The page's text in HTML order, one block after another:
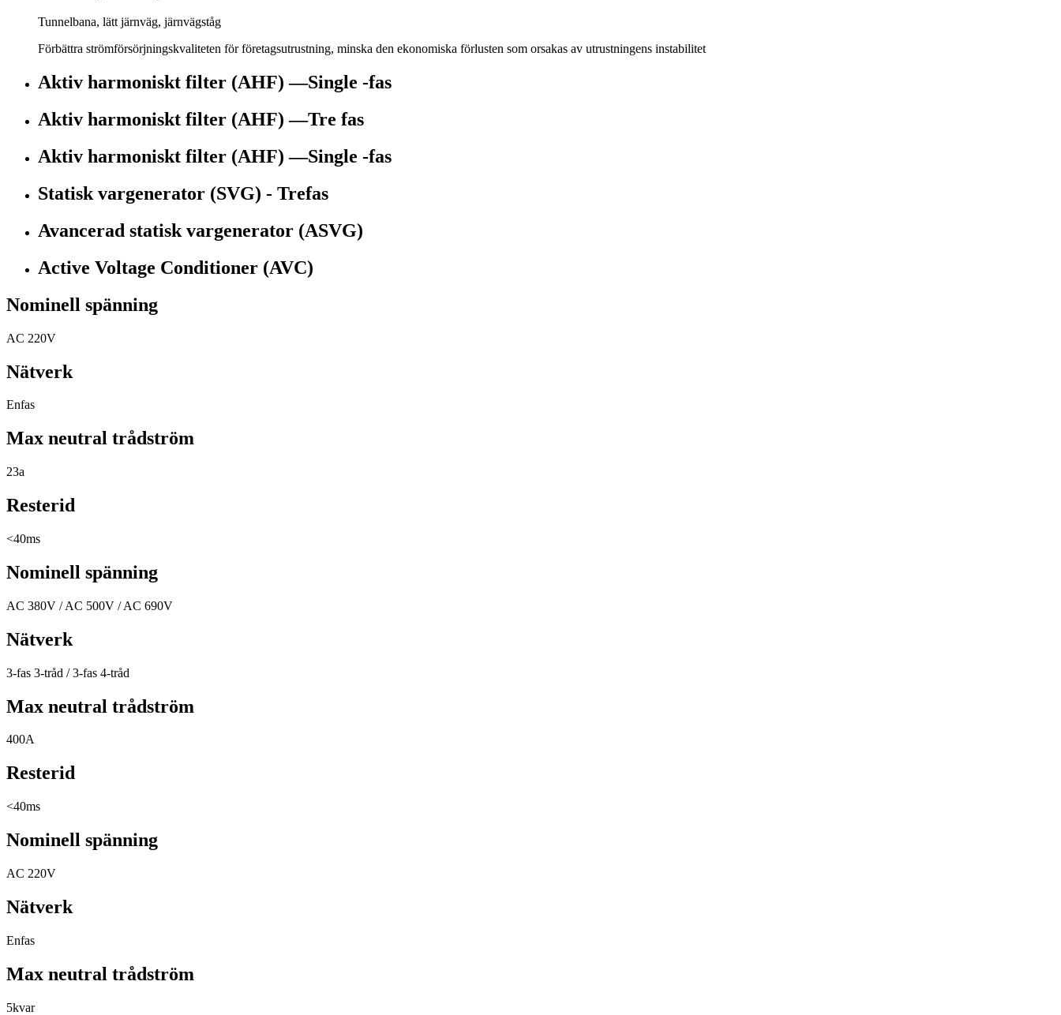
Tunnelbana, lätt järnväg, järnvägståg
Förbättra strömförsörjningskvaliteten för företagsutrustning, minska den ekonomiska förlusten som orsakas av utrustningens instabilitet
Aktiv harmoniskt filter (AHF) —Single -fas
Aktiv harmoniskt filter (AHF) —Tre fas
Aktiv harmoniskt filter (AHF) —Single -fas
Statisk vargenerator (SVG) - Trefas
Avancerad statisk vargenerator (ASVG)
Active Voltage Conditioner (AVC)
Nominell spänning
AC 220V
Nätverk
Enfas
Max neutral trådström
23a
Resterid
<40ms
Nominell spänning
AC 380V / AC 500V / AC 690V
Nätverk
3-fas 3-tråd / 3-fas 4-tråd
Max neutral trådström
400A
Resterid
<40ms
Nominell spänning
AC 220V
Nätverk
Enfas
Max neutral trådström
5kvar